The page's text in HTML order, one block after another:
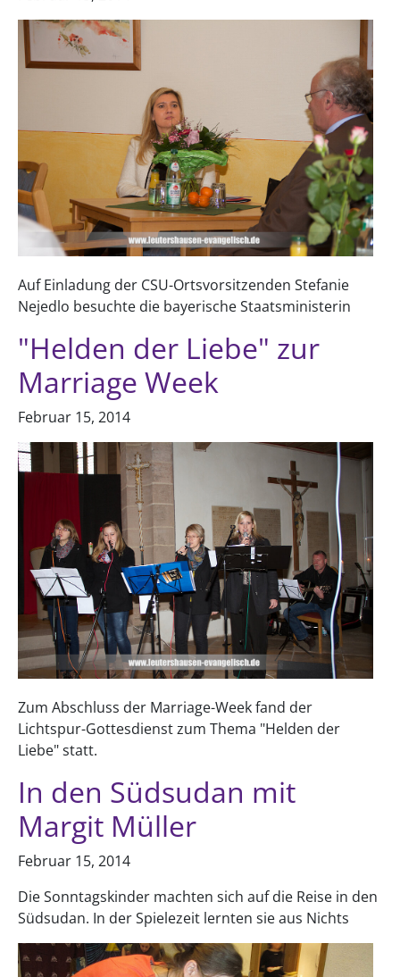
Auf Einladung der CSU-Ortsvorsitzenden Stefanie
Nejedlo besuchte die bayerische Staatsministerin
"Helden der Liebe" zur
Marriage Week
Februar 15, 2014
Zum Abschluss der Marriage-Week fand der
Lichtspur-Gottesdienst zum Thema "Helden der
Liebe" statt.
In den Südsudan mit
Margit Müller
Februar 15, 2014
Die Sonntagskinder machten sich auf die Reise in den
Südsudan. In der Spielezeit lernten sie aus Nichts